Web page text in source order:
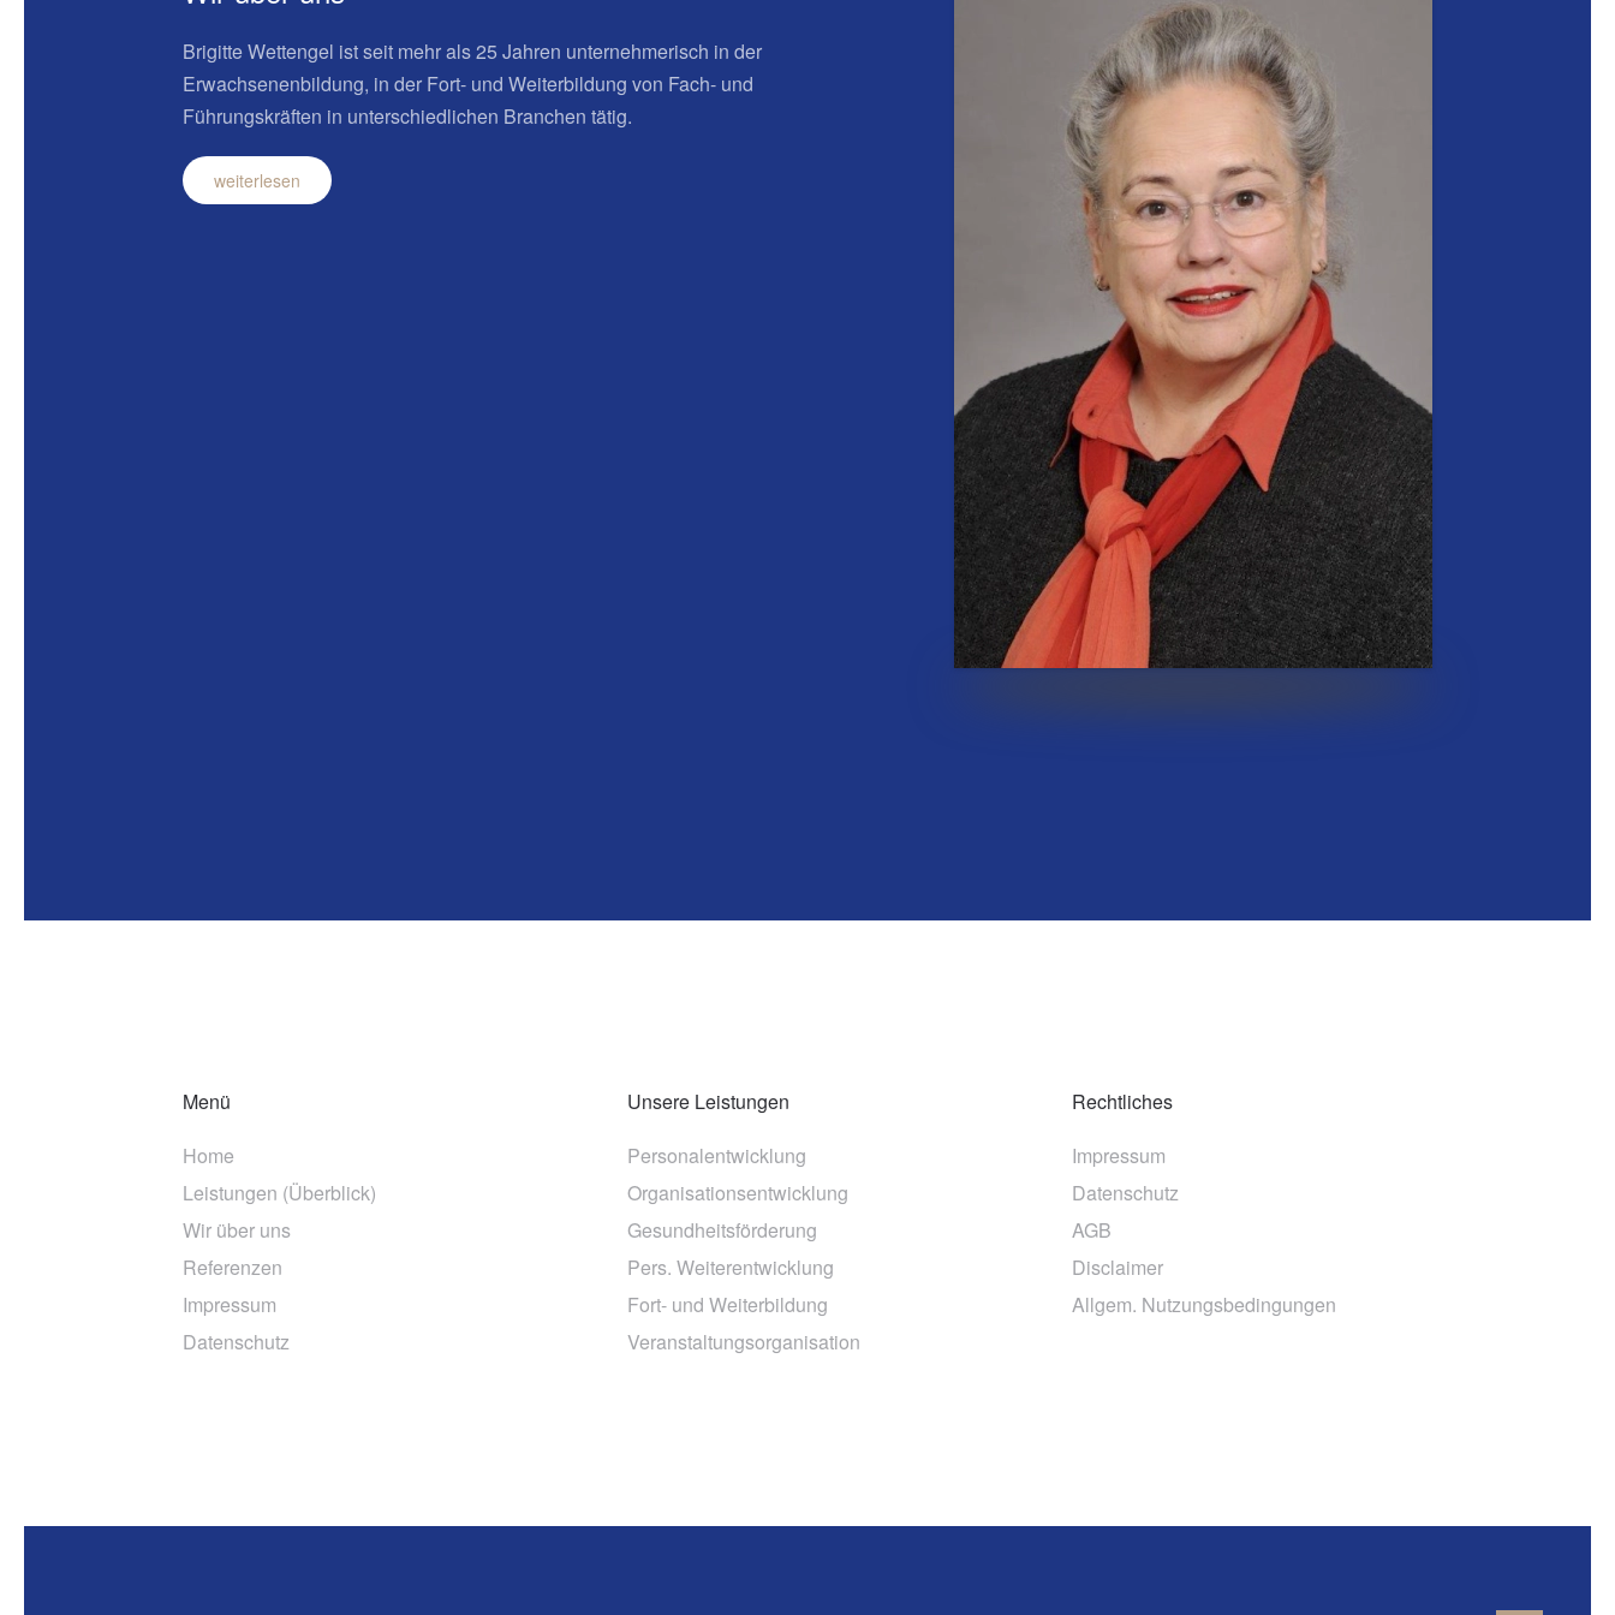
Brigitte Wettengel ist seit mehr als 25 Jahren unternehmerisch in der
Erwachsenenbildung, in der Fort- und Weiterbildung von Fach- und
Führungskräften in unterschiedlichen Branchen tätig.
weiterlesen
Menü
Home
Leistungen (Überblick)
Wir über uns
Referenzen
Impressum
Datenschutz
Unsere Leistungen
Personalentwicklung
Organisationsentwicklung
Gesundheitsförderung
Pers. Weiterentwicklung
Fort- und Weiterbildung
Veranstaltungsorganisation
Rechtliches
Impressum
Datenschutz
AGB
Disclaimer
Allgem. Nutzungsbedingungen